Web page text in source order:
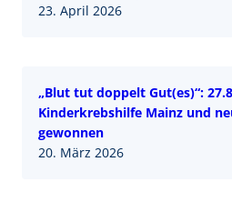
23. April 2026
„Blut tut doppelt Gut(es)“:
Kinderkrebshilfe Mainz und
gewonnen
20. März 2026